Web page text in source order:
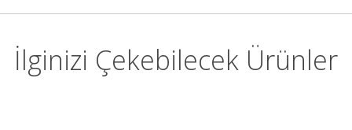
İlginizi Çekebilecek Ürünler